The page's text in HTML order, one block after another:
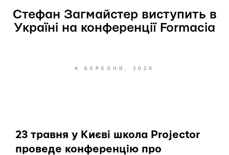
Стефан Загмайстер виступить в
Україні на конференції Formacia
4 БЕРЕЗНЯ, 2020
23 травня у Києві школа Projector
проведе конференцію про